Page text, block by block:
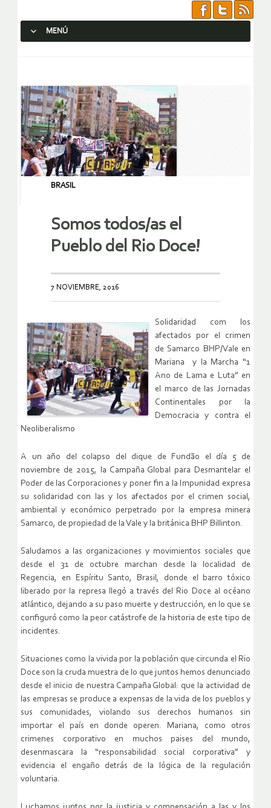
MENÚ
BRASIL
Somos todos/as el
Pueblo del Rio Doce!
7 NOVIEMBRE, 2016
Solidaridad com los
afectados por el crimen
de Samarco BHP/Vale en
Mariana y la Marcha “1
Ano de Lama e Luta” en
el marco de las Jornadas
Continentales por la
Democracia y contra el
Neoliberalismo
A un año del colapso del dique de Fundão el día 5 de
noviembre de 2015, la Campaña Global para Desmantelar el
Poder de las Corporaciones y poner fin a la Impunidad expresa
su solidaridad con las y los afectados por el crimen social,
ambiental y económico perpetrado por la empresa minera
Samarco, de propiedad de la Vale y la británica BHP Billinton.
Saludamos a las organizaciones y movimientos sociales que
desde el 31 de octubre marchan desde la localidad de
Regencia, en Espíritu Santo, Brasil, donde el barro tóxico
liberado por la represa llegó a través del Rio Doce al océano
atlántico, dejando a su paso muerte y destrucción, en lo que se
configuró como la peor catástrofe de la historia de este tipo de
incidentes.
Situaciones como la vivida por la población que circunda el Rio
Doce son la cruda muestra de lo que juntos hemos denunciado
desde el inicio de nuestra Campaña Global: que la actividad de
las empresas se produce a expensas de la vida de los pueblos y
sus comunidades, violando sus derechos humanos sin
importar el país en donde operen. Mariana, como otros
crimenes corporativo en muchos paises del mundo,
desenmascara la “responsabilidad social corporativa” y
evidencia el engaño detrás de la lógica de la regulación
voluntaria.